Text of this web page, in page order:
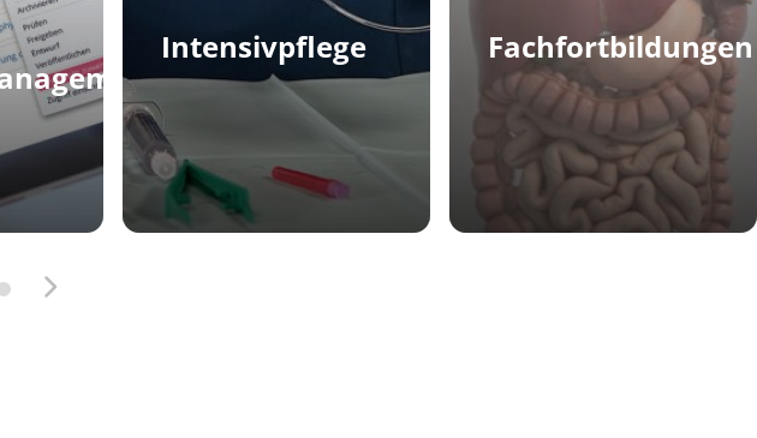
Intensivpflege Fachfortbildungen